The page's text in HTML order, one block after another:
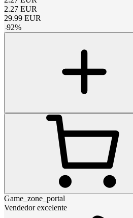
2.27 EUR
29.99 EUR
-92%
Game_zone_portal
Vendedor excelente